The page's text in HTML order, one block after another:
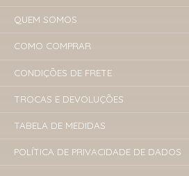
QUEM SOMOS
COMO COMPRAR
CONDIÇÕES DE FRETE
TROCAS E DEVOLUÇÕES
TABELA DE MEDIDAS
POLÍTICA DE PRIVACIDADE DE DADOS